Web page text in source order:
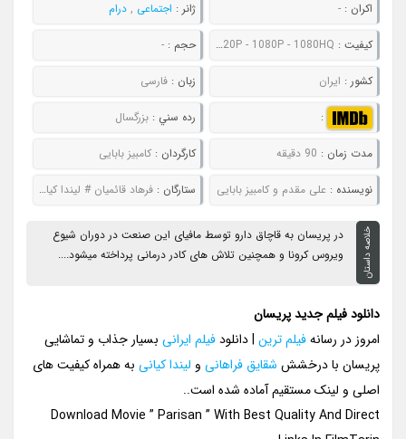
اکران :- ژانر : اجتماعی , درام
کيفيت : 480P - 720P - 1080P - 1080HQ حجم : -
کشور : ایران زبان : فارسی
: رده سني : بزرگسال
مدت زمان : 90 دقیقه کارگردان : کامبیز بابایی
نويسنده :علی مقدم و کامبیز بابایی ستارگان : فرهاد قائمیان # لیندا کیانی # شقایق فراهانی # مهدی کوشکی
خلاصه داستان
در پریسان به قاچاق دارو توسط مافیای این صنعت در دوران شیوع
ویروس کرونا و همچنین تلاش های کادر درمانی پرداخته میشود....
دانلود فیلم جدید پریسان
امروز در رسانهفیلم ترین | دانلودفیلم ایرانی بسیار جذاب و تماشایی
پریسان با درخشش شقایق فراهانی و لیندا کیانی به همراه کیفیت های
اصلی و لینک مستقیم آماده شده است..
Download Movie ” Parisan ” With Best Quality And Direct